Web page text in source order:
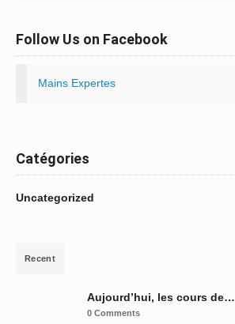
Follow Us on Facebook
Mains Expertes
Catégories
Uncategorized
Recent
Aujourd’hui, les cours de…
0 Comments